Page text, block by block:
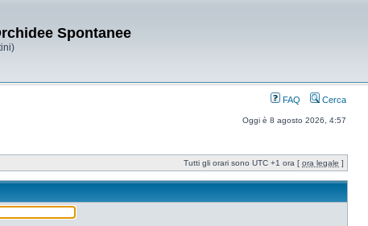
Spontanee
FAQ Cerca
Oggi è 8 agosto 2026, 4:57
Tutti gli orari sono UTC +1 ora [ ora legale ]